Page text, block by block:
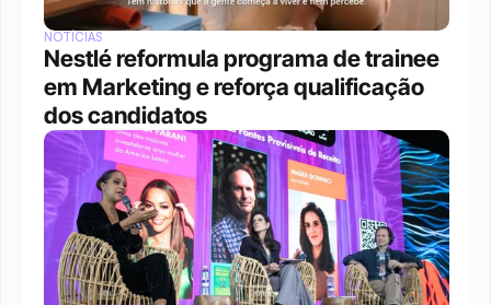
NOTÍCIAS
Nestlé reformula programa de trainee
em Marketing e reforça qualificação
dos candidatos